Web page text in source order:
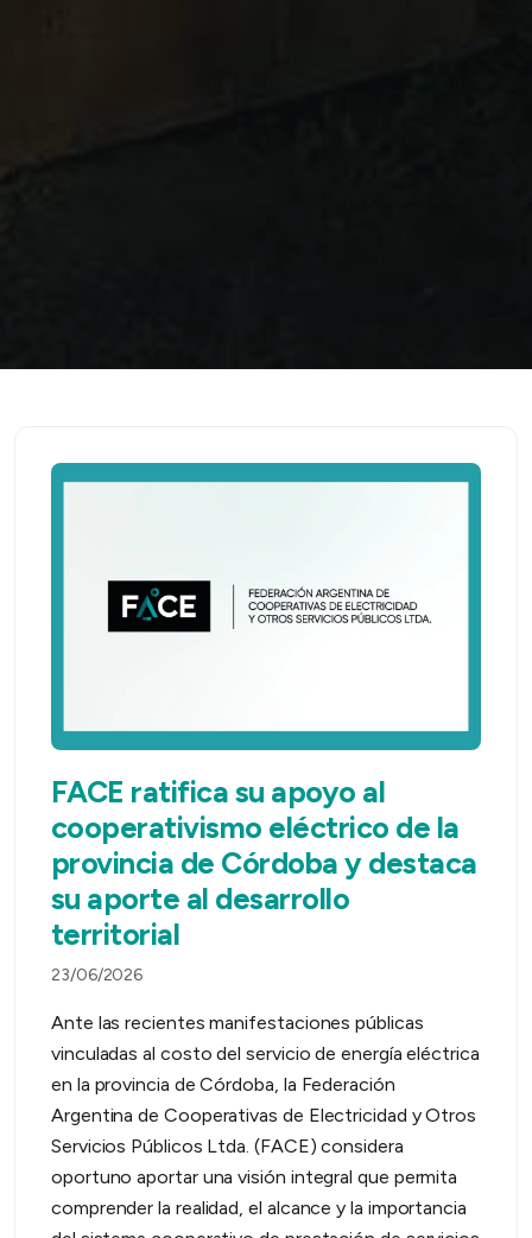
FACE ratifica su apoyo al
cooperativismo eléctrico de la
provincia de Córdoba y destaca
su aporte al desarrollo
territorial
23/06/2026
Ante las recientes manifestaciones públicas
vinculadas al costo del servicio de energía eléctrica
en la provincia de Córdoba, la Federación
Argentina de Cooperativas de Electricidad y Otros
Servicios Públicos Ltda. (FACE) considera
oportuno aportar una visión integral que permita
comprender la realidad, el alcance y la importancia